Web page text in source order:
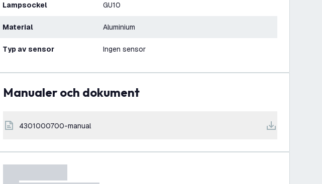
Lampsockel GU10
Material Aluminium
Typ av sensor Ingen sensor
Manualer och dokument
4301000700-manual